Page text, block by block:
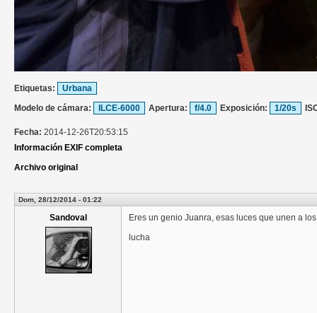
Etiquetas:
Urbana
Modelo de cámara:
ILCE-6000 Apertura: f/4.0 Exposición: 1/20s
Fecha: 2014-12-26T20:53:15
Información EXIF completa
Archivo original
Dom, 28/12/2014 - 01:22
Sandoval
Eres un genio Juanra, esas luces que unen a
lucha